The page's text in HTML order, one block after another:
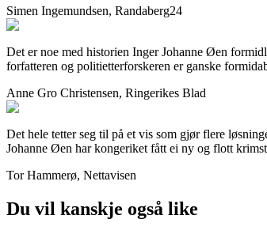
Simen Ingemundsen, Randaberg24
Det er noe med historien Inger Johanne Øen
forfatteren og politietterforskeren er ganske
Anne Gro Christensen, Ringerikes Blad
Det hele tetter seg til på et vis som gjør flere
Johanne Øen har kongeriket fått ei ny og flott
Tor Hammerø, Nettavisen
Du vil kanskje også like